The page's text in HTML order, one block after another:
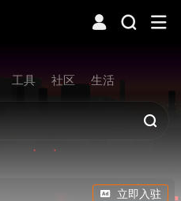
工具 社区 生活
立即入驻